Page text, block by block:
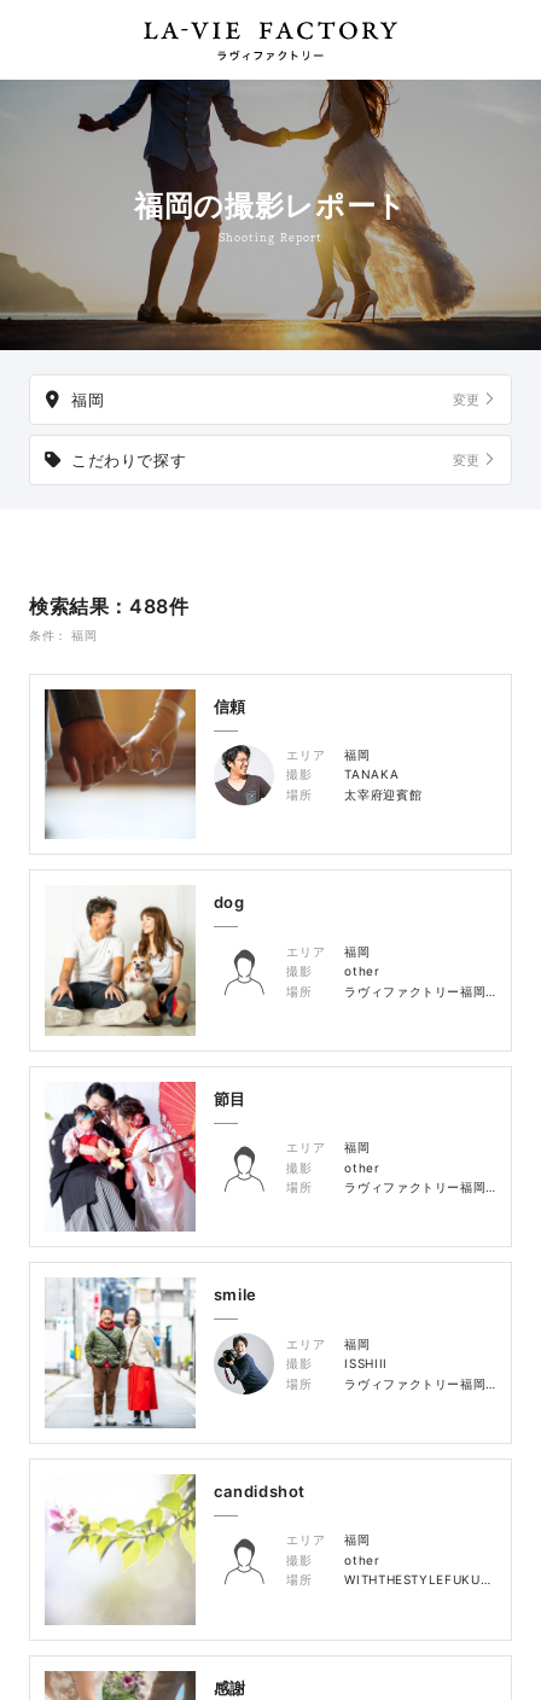
Shooting Report
福岡の撮影レポート
福岡 変更
こだわりで探す 変更
検索結果：488件
条件： 福岡
信頼
エリア
福岡
撮影
TANAKA
場所
太宰府迎賓館
dog
エリア
福岡
撮影
other
場所
ラヴィファクトリー福岡店 スタジオ
節目
エリア
福岡
撮影
other
場所
ラヴィファクトリー福岡店 スタジオ
smile
エリア
福岡
撮影
ISSHIII
場所
ラヴィファクトリー福岡店 周辺
candidshot
エリア
福岡
撮影
other
場所
WITHTHESTYLEFUKUOKA
感謝